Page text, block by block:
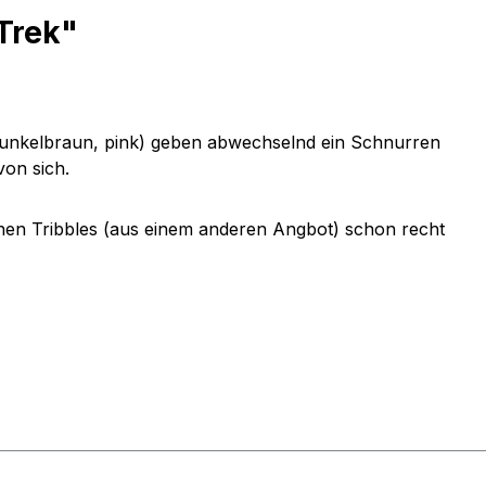
pink) geben abwechselnd ein Schnurren
sich.
Tribbles (aus einem anderen Angbot) schon recht